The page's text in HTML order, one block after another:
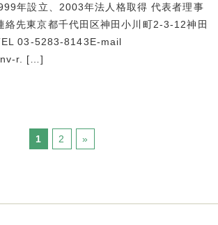
年設立、2003年法人格取得 代表者理事
先東京都千代田区神田小川町2-3-12神田
03-5283-8143E-mail
r. […]
1 2 »